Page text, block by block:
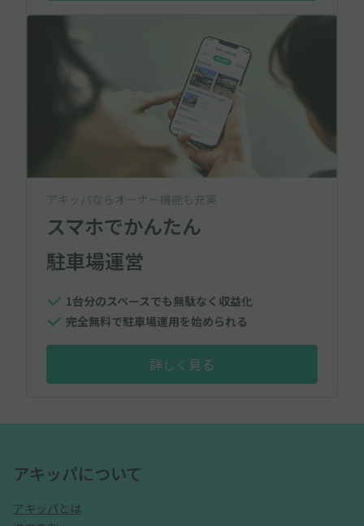
アキッパならオーナー機能も充実
スマホでかんたん
駐車場運営
1台分のスペースでも無駄なく収益化
完全無料で駐車場運用を始められる
詳しく見る
アキッパについて
アキッパとは